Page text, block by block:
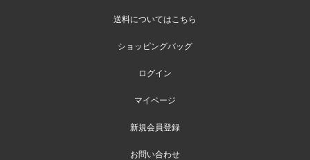
送料についてはこちら
ショッピングバッグ
ログイン
マイページ
新規会員登録
お問い合わせ